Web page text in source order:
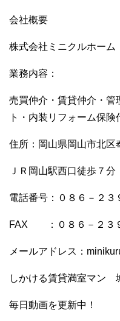
会社概要
株式会社ミニクルホーム
業務内容：
売買仲介・賃貸仲介・管
ト・内装リフォーム保
住所：岡山県岡山市北区
ＪＲ岡山駅西口徒歩７分
電話番号：０８６－２３
FAX ：０８６－２３
メールアドレス：
しかける賃貸満室マ
毎日動画を更新中！